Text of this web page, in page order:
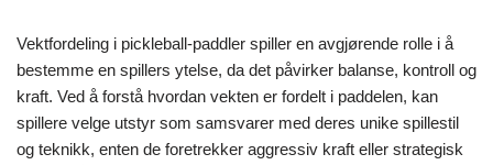
Vektfordeling i pickleball-paddler spiller en avgjørende rolle i å
bestemme en spillers ytelse, da det påvirker balanse, kontroll og
kraft. Ved å forstå hvordan vekten er fordelt i paddelen, kan
spillere velge utstyr som samsvarer med deres unike spillestil
og teknikk, enten de foretrekker aggressiv kraft eller strategisk